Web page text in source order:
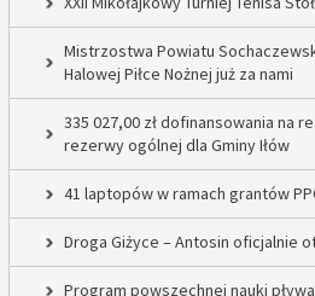
Mistrzostwa Powiatu
Halowej Piłce Nożnej już za nami
335 027,00 zł dofinansowania na
rezerwy ogólnej dla Gminy Iłów
41 laptopów w ramach grantów
Droga Giżyce – Antosin oficjalnie
Program powszechnej nauki